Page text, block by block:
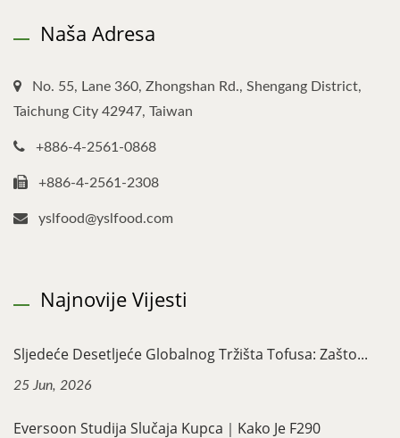
Naša Adresa
No. 55, Lane 360, Zhongshan Rd., Shengang District,
Taichung City 42947, Taiwan
+886-4-2561-0868
+886-4-2561-2308
yslfood@yslfood.com
Najnovije Vijesti
Sljedeće Desetljeće Globalnog Tržišta Tofusa: Zašto...
25 Jun, 2026
Eversoon Studija Slučaja Kupca｜Kako Je F290